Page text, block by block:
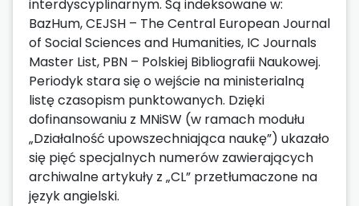
interdyscyplinarnym. Są indeksowane w:
BazHum, CEJSH – The Central European Journal
of Social Sciences and Humanities, IC Journals
Master List, PBN – Polskiej Bibliografii Naukowej.
Periodyk stara się o wejście na ministerialną
listę czasopism punktowanych. Dzięki
dofinansowaniu z MNiSW (w ramach modułu
„Działalność upowszechniająca naukę”) ukazało
się pięć specjalnych numerów zawierających
archiwalne artykuły z „CL” przetłumaczone na
język angielski.